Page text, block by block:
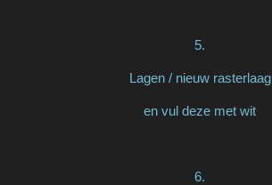
5.
Lagen / nieuw rasterlaag
en vul deze met wit
6.